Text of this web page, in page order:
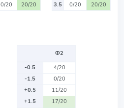
0/20 20/20
3.5
0/20 20/20
Ф2
-0.5
4/20
-1.5
0/20
+0.5
11/20
+1.5
17/20